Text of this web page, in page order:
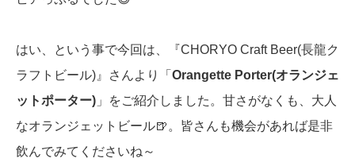
はい、という事で今回は、『CHORYO Craft Beer(長龍ク
ラフトビール)』さんより「 Orangette Porter(オランジェ
ットポーター) 」をご紹介しました。甘さがなくも、大人
なオランジェットビール🍺。皆さんも機会があれば是非
飲んでみてくださいね～